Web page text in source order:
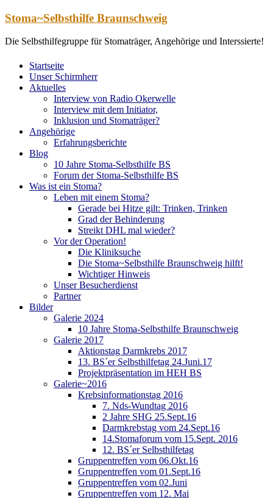
Zum
springen
Stoma~Selbsthilfe Braunschweig
Die Selbsthilfegruppe für Stomaträger, Angehörige und Interssierte!
Startseite
Unser Schirmherr
Aktuelles
Interview von Radio Okerwelle
Interview mit dem Initiator,
Inklusion und Stomaträger?
Angehörige
Erfahrungsberichte
Blog
10 Jahre Stoma-Selbsthilfe BS
Forum der Stoma-Selbsthilfe BS
Was ist ein Stoma?
Leben mit einem Stoma?
Gerade bei Hitze gilt: Trinken, Trinken
Grad der Behinderung
Streikt DHL mal wieder?
Vor der Operation!
Die Kliniksuche
Die Stoma~Selbsthilfe Braunschweig hilft!
Wichtiger Hinweis
Unser Besucherdienst
Partner
Bilder
Galerie 2024
10 Jahre Stoma-Selbsthilfe Braunschweig
Galerie 2017
Aktionstag Darmkrebs 2017
13. BS´er Selbsthilfetag 24.Juni.17
Projektpräsentation im HEH BS
Galerie~2016
Krebsinformationstag 2016
7. Nds-Wundtag 2016
2 Jahre SHG 25.Sept.16
Darmkrebstag vom 24.Sept.16
14.Stomaforum vom 15.Sept. 2016
12. BS´er Selbsthilfetag
Gruppentreffen vom 06.Okt.16
Gruppentreffen vom 01.Sept.16
Gruppentreffen vom 02.Juni
Gruppentreffen vom 12. Mai